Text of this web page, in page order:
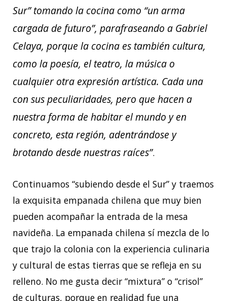
Sur” tomando la cocina como “un arma
cargada de futuro”, parafraseando a Gabriel
Celaya, porque la cocina es también cultura,
como la poesía, el teatro, la música o
cualquier otra expresión artística. Cada una
con sus peculiaridades, pero que hacen a
nuestra forma de habitar el mundo y en
concreto, esta región, adentrándose y
brotando desde nuestras raíces”.
Continuamos “subiendo desde el Sur” y traemos
la exquisita empanada chilena que muy bien
pueden acompañar la entrada de la mesa
navideña. La empanada chilena sí mezcla de lo
que trajo la colonia con la experiencia culinaria
y cultural de estas tierras que se refleja en su
relleno. No me gusta decir “mixtura” o “crisol”
de culturas, porque en realidad fue una